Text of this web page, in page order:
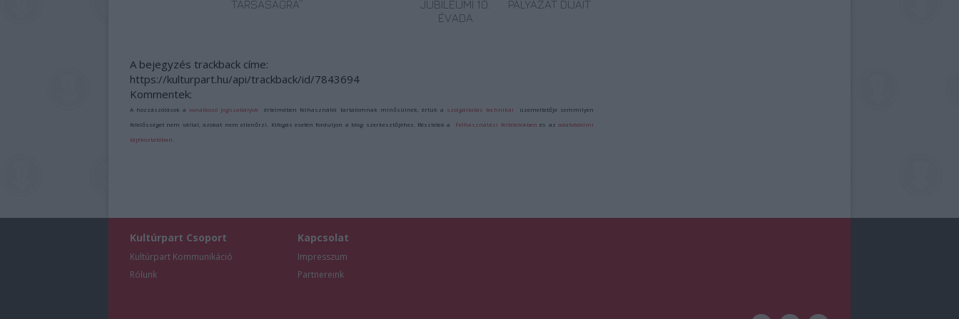
TÁRSASÁGRA”
JUBILEUMI 10.
ÉVADA
PÁLYÁZAT DÍJAIT
A bejegyzés trackback címe:
https://kulturpart.hu/api/trackback/id/7843694
Kommentek:
A hozzászólások avonatkozó jogszabályok értelmében felhasználói tartalomnak minősülnek, értük a szolgáltatás technikai üzemeltetője semmilyen
felelősséget nem vállal, azokat nem ellenőrzi. Kifogás esetén forduljon a blog szerkesztőjéhez. Részletek a Felhasználási feltételekben és azadatvédelmi
tájékoztatóban
Kultúrpart Csoport
Kultúrpart Kommunikáció
Rólunk
Kapcsolat
Impresszum
Partnereink